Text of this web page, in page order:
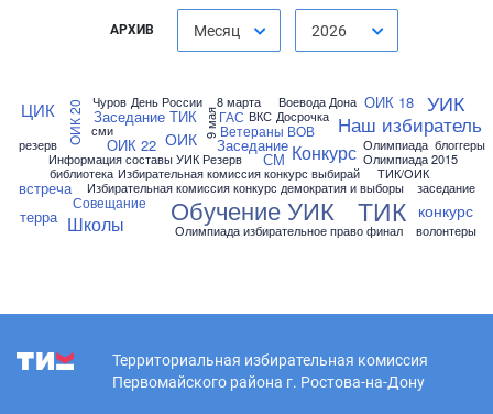
АРХИВ Месяц 2026
8 марта
9 мая ВКС
Ветераны ВОВ
Воевода Дона
ГАС
День России
Досрочка
Заседание
Заседание ТИК
Избирательная комиссия конкурс выбирай
Избирательная комиссия конкурс демократия и выборы
Информация составы УИК Резерв Конкурс
Наш избиратель
ОИК
ОИК 18
ОИК 20 ОИК 22
Обучение УИК
Олимпиада
Олимпиада 2015
Олимпиада избирательное право финал
СМ
Совещание ТИК
ТИК/ОИК
УИК
ЦИК Чуров
Школы
библиотека
блоггеры
волонтеры
встреча заседание
конкурс
резерв
сми
терра
Территориальная избирательная комиссия
Первомайского района г. Ростова-на-Дону